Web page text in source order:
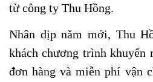
từ công ty Thu Hồng.
Nhân dịp năm mới, Thu
khách chương trình khuyến
đơn hàng và miễn phí vận